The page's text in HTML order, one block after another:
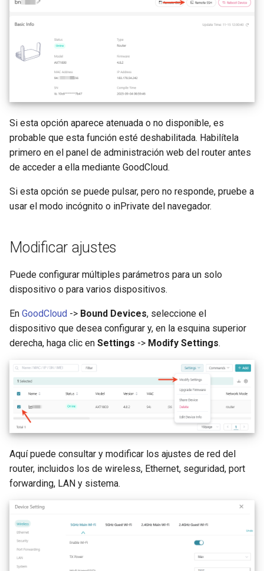
Si esta opción aparece atenuada o no disponible, es
probable que esta función esté deshabilitada. Habilítela
primero en el panel de administración web del router antes
de acceder a ella mediante GoodCloud.
Si esta opción se puede pulsar, pero no responde, pruebe a
usar el modo incógnito o inPrivate del navegador.
Modificar ajustes
Puede configurar múltiples parámetros para un solo
dispositivo o para varios dispositivos.
En GoodCloud -> Bound Devices, seleccione el
dispositivo que desea configurar y, en la esquina superior
derecha, haga clic en Settings -> Modify Settings.
Aquí puede consultar y modificar los ajustes de red del
router, incluidos los de wireless, Ethernet, seguridad, port
forwarding, LAN y sistema.